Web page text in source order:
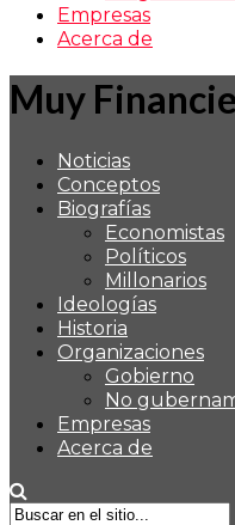
Empresas
Acerca de
Muy
Noticias
Conceptos
Biografías
Economistas
Políticos
Millonarios
Ideologías
Historia
Organizaciones
Gobierno
No
Empresas
Acerca de